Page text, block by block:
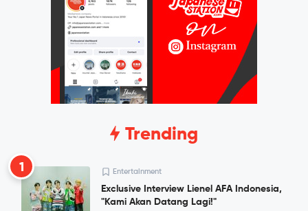
Trending
1 Entertainment
Exclusive Interview Lienel AFA Indonesia,
"Kami Akan Datang Lagi!"